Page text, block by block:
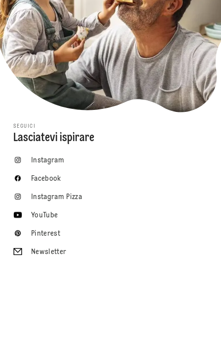
SEGUICI
Lasciatevi ispirare
Instagram
Facebook
Instagram Pizza
YouTube
Pinterest
Newsletter